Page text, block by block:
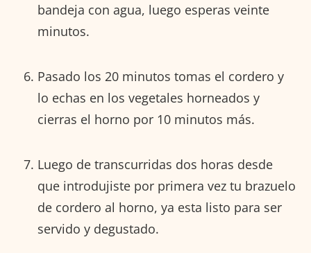
bandeja con agua, luego esperas veinte
minutos.
Pasado los 20 minutos tomas el cordero y
lo echas en los vegetales horneados y
cierras el horno por 10 minutos más.
Luego de transcurridas dos horas desde
que introdujiste por primera vez tu brazuelo
de cordero al horno, ya esta listo para ser
servido y degustado.